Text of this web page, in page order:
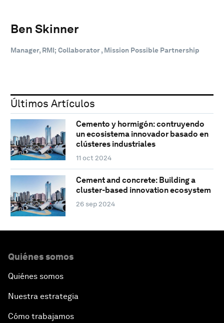
Ben Skinner
Manager, RMI; Collaborator , Mission Possible Partnership
Últimos Artículos
Cemento y hormigón: contruyendo
un ecosistema innovador basado en
clústeres industriales
11 oct 2024
Cement and concrete: Building a
cluster-based innovation ecosystem
26 sep 2024
Quiénes somos
Quiénes somos
Nuestra estrategia
Cómo trabajamos